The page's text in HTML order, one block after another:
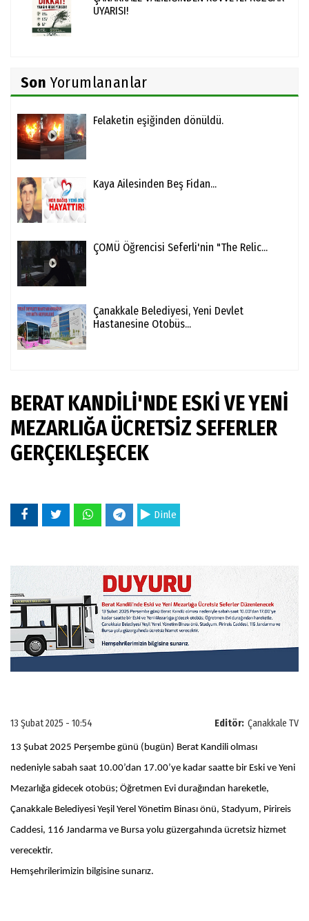
UYARISI!
Son Yorumlananlar
Felaketin eşiğinden dönüldü.
Kaya Ailesinden Beş Fidan...
ÇOMÜ Öğrencisi Seferli'nin "The Relic...
Çanakkale Belediyesi, Yeni Devlet
Hastanesine Otobüs...
BERAT KANDİLİ'NDE ESKİ VE YENİ
MEZARLIĞA ÜCRETSİZ SEFERLER
GERÇEKLEŞECEK
Dinle
Editör: Çanakkale TV
13 Şubat 2025 - 10:54
13 Şubat 2025 Perşembe günü (bugün) Berat Kandili olması
nedeniyle sabah saat 10.00’dan 17.00’ye kadar saatte bir Eski ve Yeni
Mezarlığa gidecek otobüs; Öğretmen Evi durağından hareketle,
Çanakkale Belediyesi Yeşil Yerel Yönetim Binası önü, Stadyum, Pirireis
Caddesi, 116 Jandarma ve Bursa yolu güzergahında ücretsiz hizmet
verecektir.
Hemşehrilerimizin bilgisine sunarız.